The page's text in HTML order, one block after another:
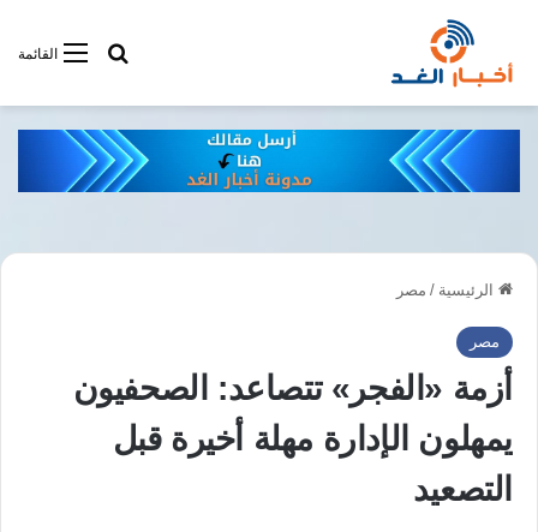
القائمةأبحت فى
الرئيسية / مصر
مصر
أزمة «الفجر» تتصاعد: الصحفيون
يمهلون الإدارة مهلة أخيرة قبل
التصعيد